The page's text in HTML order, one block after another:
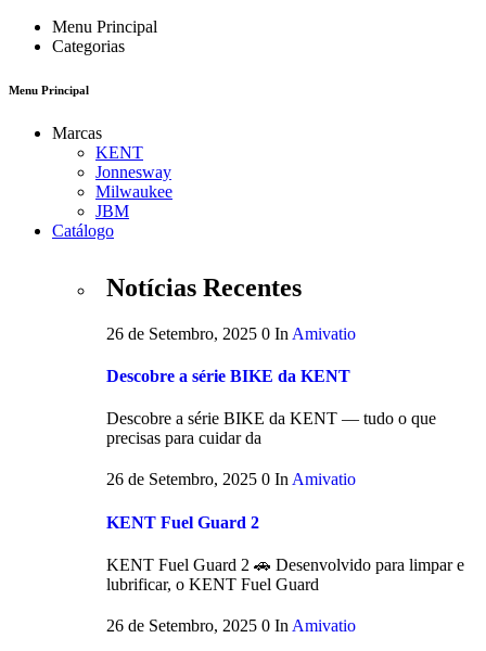
Menu Principal
Categorias
Menu Principal
Marcas
KENT
Jonnesway
Milwaukee
JBM
Catálogo
Notícias Recentes
26 de Setembro, 2025 0 In Amivatio
Descobre a série BIKE da KENT
Descobre a série BIKE da KENT — tudo o que
precisas para cuidar da
26 de Setembro, 2025 0 In Amivatio
KENT Fuel Guard 2
KENT Fuel Guard 2 🚗 Desenvolvido para limpar e
lubrificar, o KENT Fuel Guard
26 de Setembro, 2025 0 In Amivatio